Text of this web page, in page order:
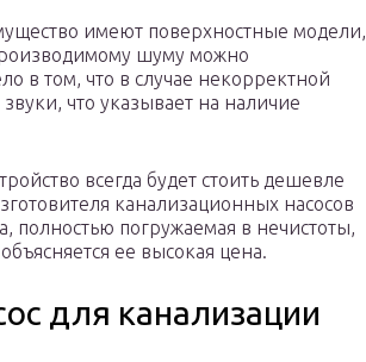
имеют поверхностные модели,
шуму можно
в том, что в случае некорректной
что указывает на наличие
всегда будет стоить дешевле
канализационных насосов
полностью погружаемая в нечистоты,
ее высокая цена.
для канализации